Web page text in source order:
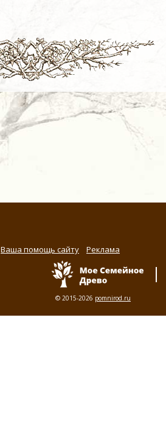
Ваша помощь сайту Реклама
© 2015-2026 pomnirod.ru